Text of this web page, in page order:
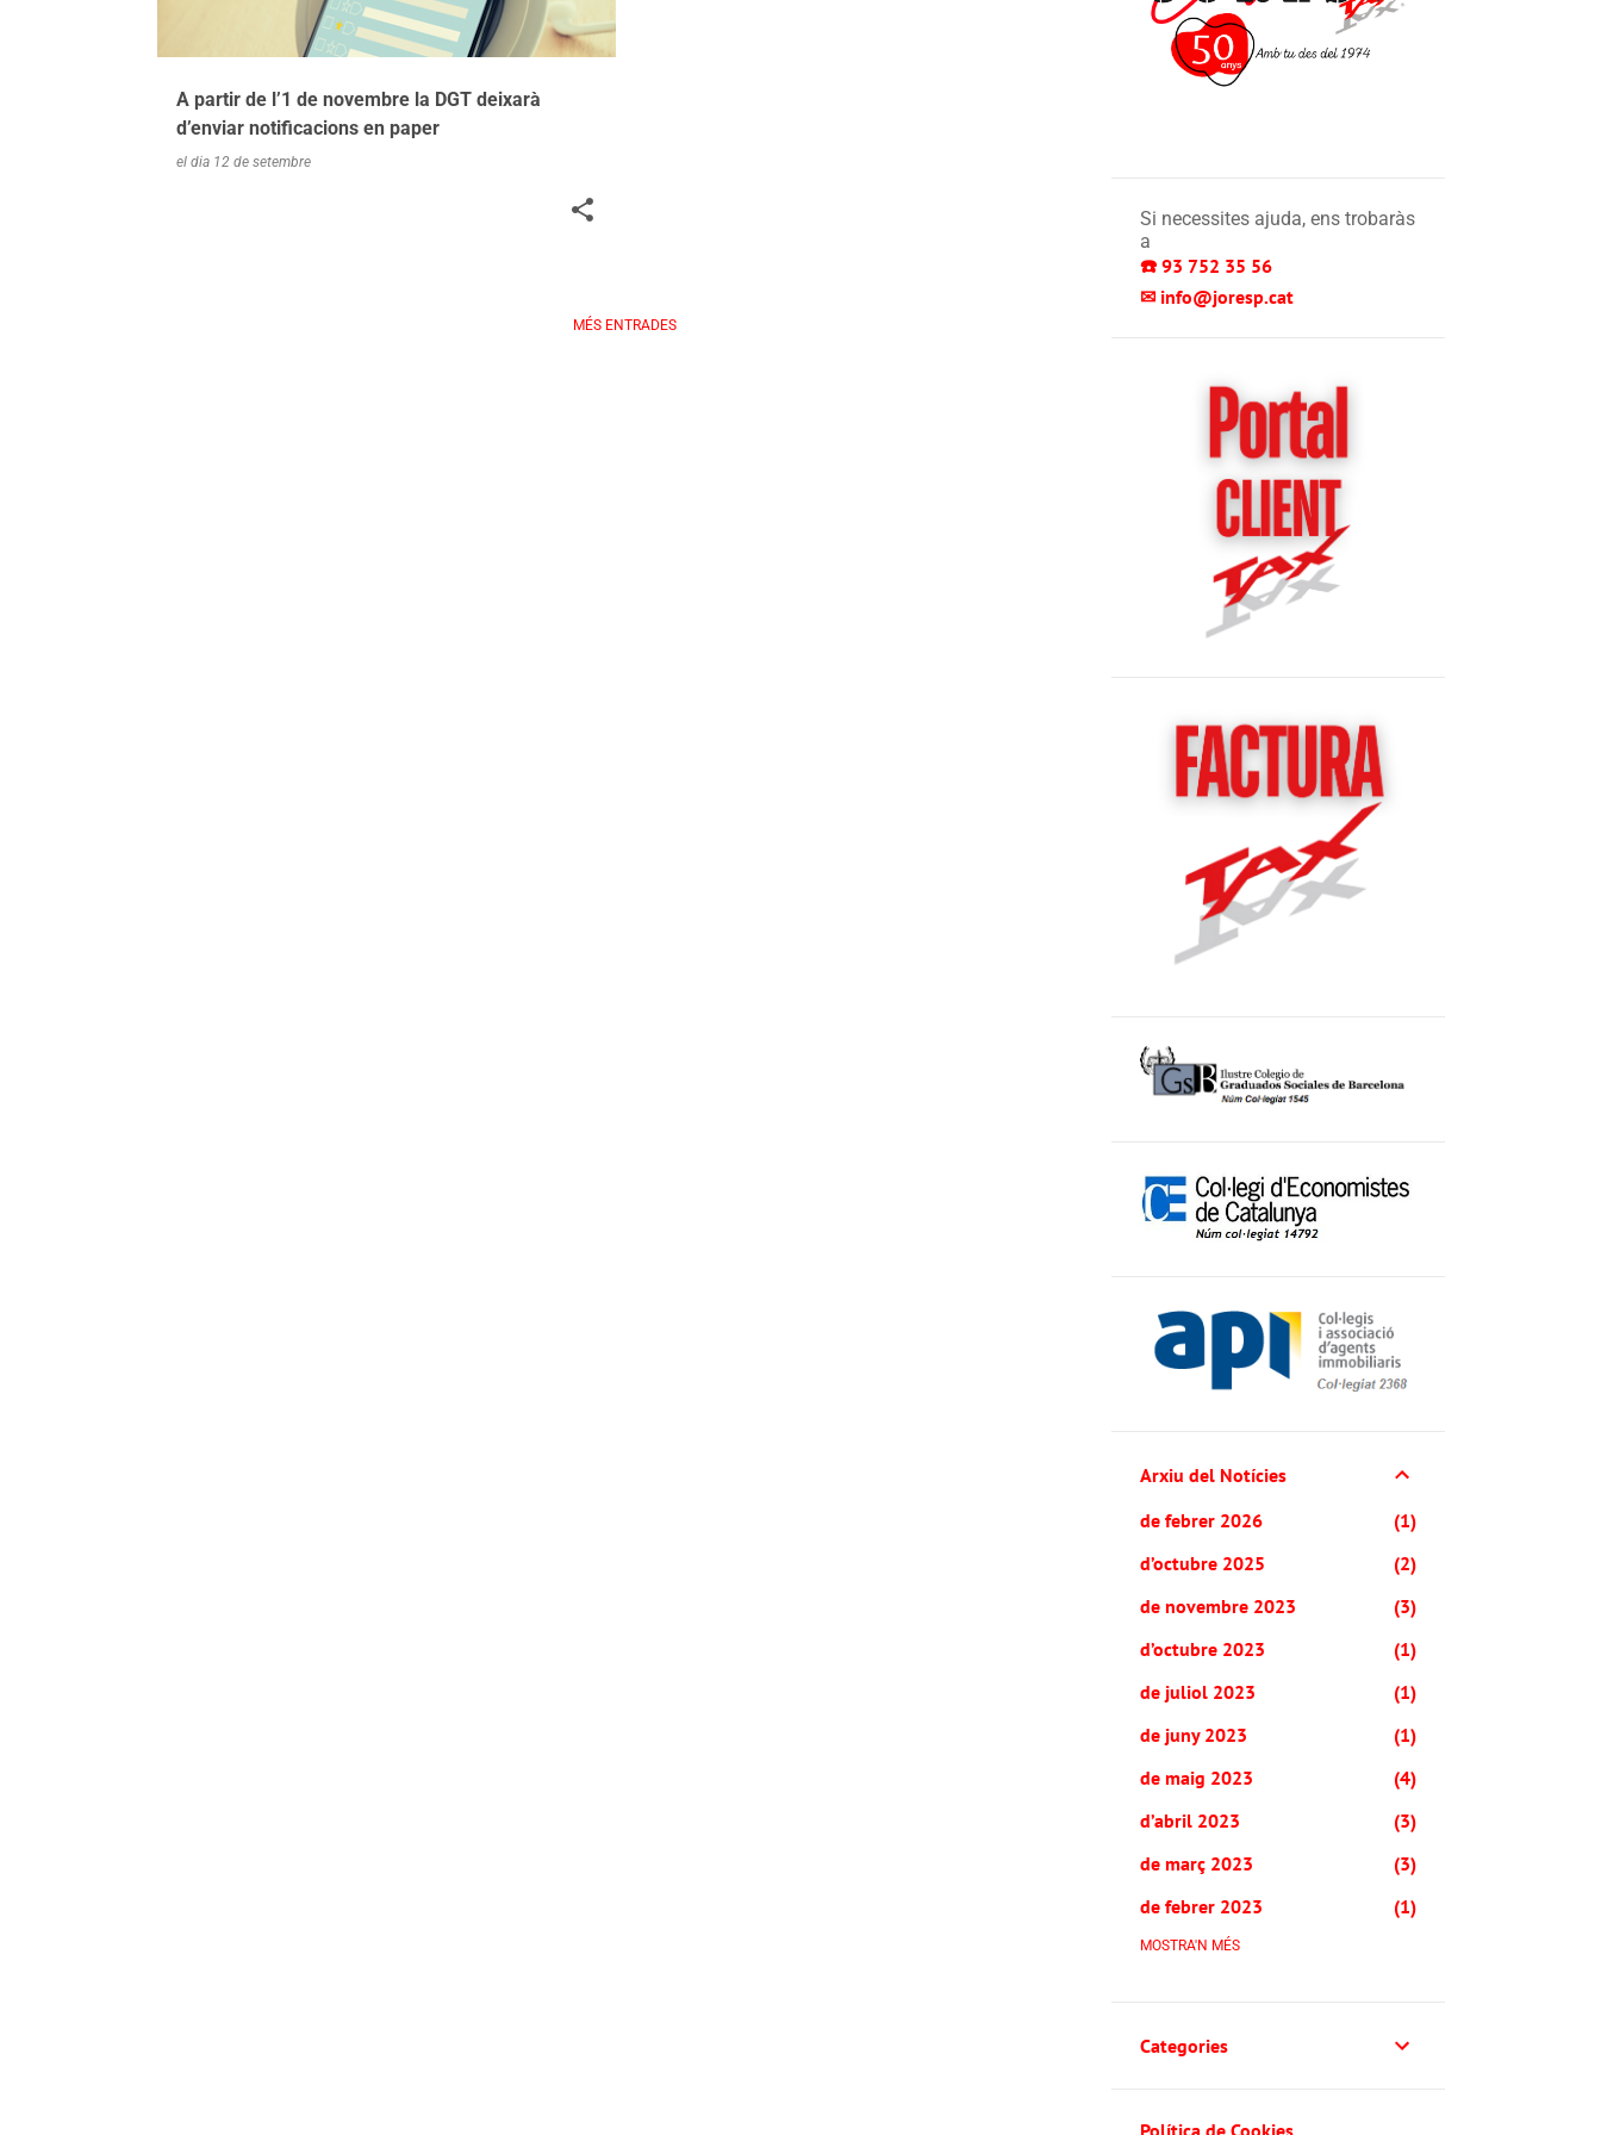
A partir de l’1 de novembre la DGT deixarà
d’enviar notificacions en paper
el dia 12 de setembre
MÉS ENTRADES
Si necessites ajuda, ens trobaràs
a
☎️ 93 752 35 56
✉ info@joresp.cat
Arxiu del Notícies
de febrer 2026
1
d’octubre 2025
2
de novembre 2023
3
d’octubre 2023
1
de juliol 2023
1
de juny 2023
1
de maig 2023
4
d’abril 2023
3
de març 2023
3
de febrer 2023
1
de novembre 2022
d’abril 2022
1
de febrer 2022
MOSTRA'N MÉS
Categories
Política de Cookies